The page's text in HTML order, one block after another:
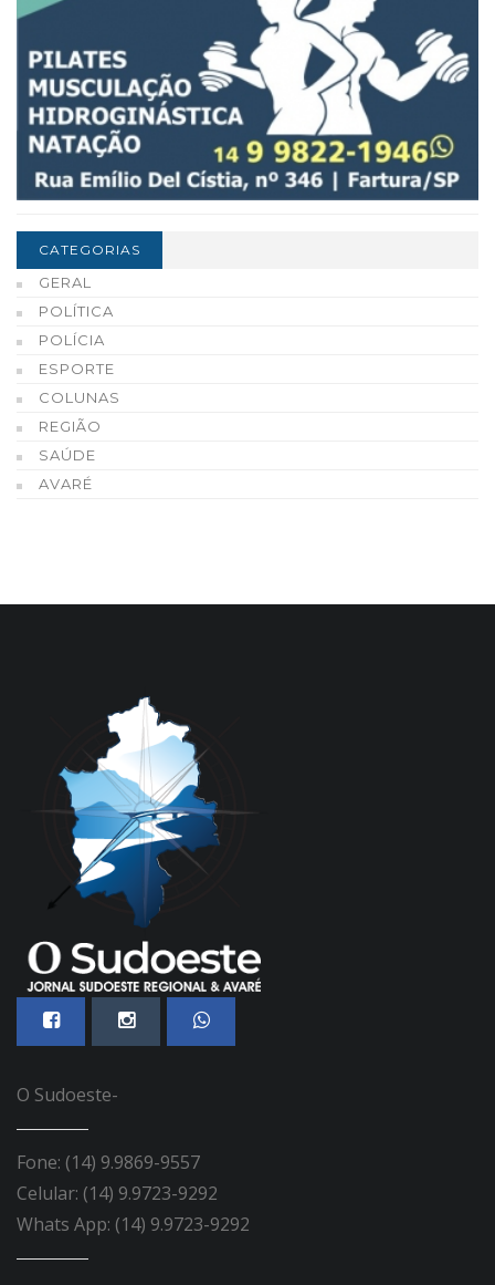
CATEGORIAS
GERAL
POLÍTICA
POLÍCIA
ESPORTE
COLUNAS
REGIÃO
SAÚDE
AVARÉ
O Sudoeste-
Fone: (14) 9.9869-9557
Celular: (14) 9.9723-9292
Whats App: (14) 9.9723-9292